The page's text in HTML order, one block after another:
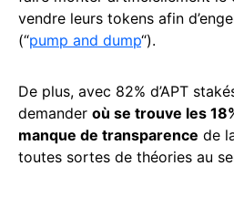
vendre leurs tokens afin
(“pump and dump“).
De plus, avec 82% d’APT
demander où se trouve les
manque de transparence de
toutes sortes de théories au